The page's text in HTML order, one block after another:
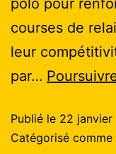
courses de
leur
par…
Publié le 22 janvier
Catégorisé comme